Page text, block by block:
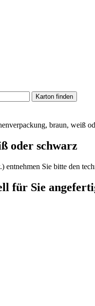
braun, weiß
oder schwarz
Sie bitte den
für Sie